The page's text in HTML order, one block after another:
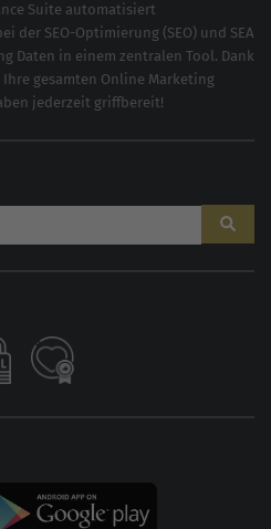
Suite automatisiert
der SEO-Optimierung (SEO) und SEA
Daten in einem zentralen Tool. Dank
gesamten Online Marketing
jederzeit griffbereit!